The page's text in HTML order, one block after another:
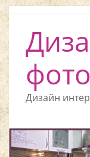
фото
Дизайн